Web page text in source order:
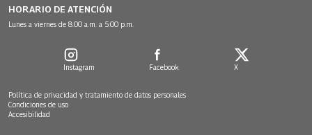
HORARIO DE ATENCIÓN
Lunes a viernes de 8:00 a.m. a 5:00 p.m.
Instagram Facebook X
Política de privacidad y tratamiento de datos personales
Condiciones de uso
Accesibilidad